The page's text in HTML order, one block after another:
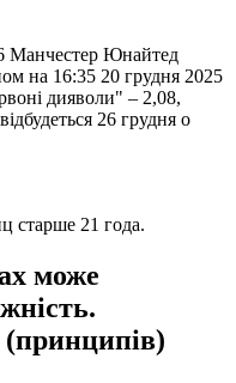
Манчестер Юнайтед
на 16:35 20 грудня 2025
дияволи" – 2,08,
26 грудня о
старше 21 года.
може